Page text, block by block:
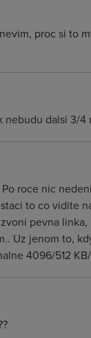
proc si to
dalsi 3/4
roce nic
to co vidite
pevna
Uz jenom to,
4096/512